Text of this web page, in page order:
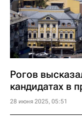
Рогов
кандидатах в
28 июня 2025, 05:51